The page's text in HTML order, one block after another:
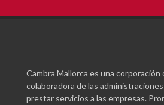
Cambra Mallorca es una
colaboradora de las
prestar servicios a las empresas.